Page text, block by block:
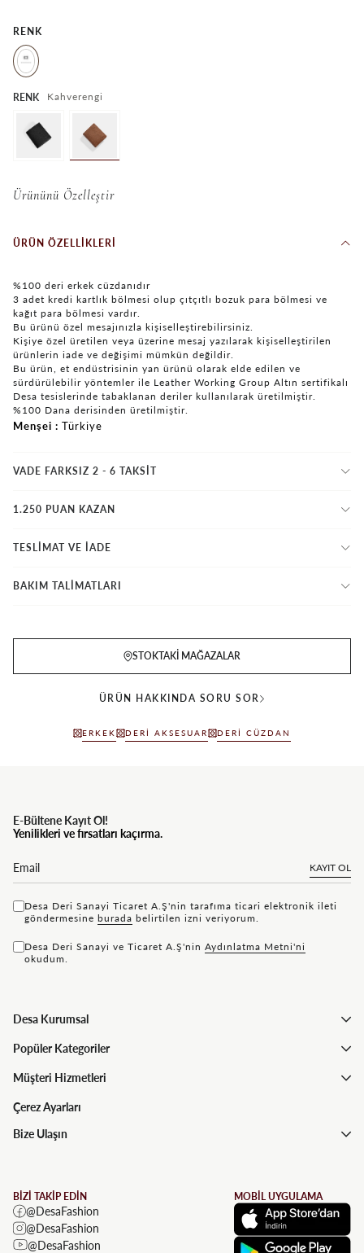
RENK
RENK Kahverengi
Ürününü Özelleştir
ÜRÜN ÖZELLIKLERI
%100 deri erkek cüzdanıdır
3 adet kredi kartlık bölmesi olup çıtçıtlı bozuk para bölmesi ve
kağıt para bölmesi vardır.
Bu ürünü özel mesajınızla kişiselleştirebilirsiniz.
Kişiye özel üretilen veya üzerine mesaj yazılarak kişiselleştirilen
ürünlerin iade ve değişimi mümkün değildir.
Bu ürün, et endüstrisinin yan ürünü olarak elde edilen ve
sürdürülebilir yöntemler ile Leather Working Group Altın sertifikalı
Desa tesislerinde tabaklanan deriler kullanılarak üretilmiştir.
%100 Dana derisinden üretilmiştir.
Menşei Türkiye
VADE FARKSIZ 2 - 6 TAKSIT
1.250 PUAN KAZAN
TESLİMAT VE İADE
BAKIM TALİMATLARI
STOKTAKI MAĞAZALAR
ÜRÜN HAKKINDA SORU SOR
ERKEK DERI AKSESUAR DERI CÜZDAN
E-Bültene Kayıt Ol!
Yenilikleri ve fırsatları kaçırma.
KAYIT OL
Desa Deri Sanayi Ticaret A.Ş'nin tarafıma ticari elektronik ileti
göndermesine bu rada belirtilen izni veriyorum.
Desa Deri Sanayi ve Ticaret A.Ş'nin Aydınlatma Metni'ni
okudum.
Desa Kurumsal
Popüler Kategoriler
Müşteri Hizmetleri
Çerez Ayarları
Bize Ulaşın
BİZİ TAKİP EDİN
@DesaFashion
@DesaFashion
@DesaFashion
MOBİL UYGULAMA